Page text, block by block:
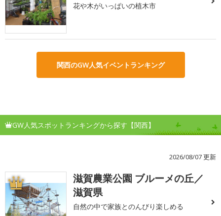
花や木がいっぱいの植木市
関西のGW人気イベントランキング
GW人気スポットランキングから探す【関西】
2026/08/07 更新
1
滋賀農業公園 ブルーメの丘／
滋賀県
自然の中で家族とのんびり楽しめる